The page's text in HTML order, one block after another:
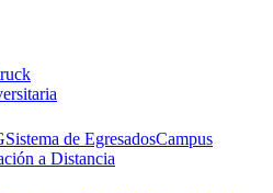
Sistema de EgresadosCampus
a Distancia